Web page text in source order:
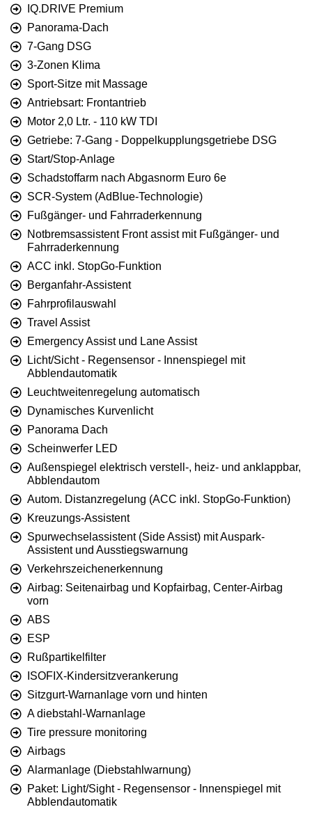
IQ.DRIVE Premium
Panorama-Dach
7-Gang DSG
3-Zonen Klima
Sport-Sitze mit Massage
Antriebsart: Frontantrieb
Motor 2,0 Ltr. - 110 kW TDI
Getriebe: 7-Gang - Doppelkupplungsgetriebe DSG
Start/Stop-Anlage
Schadstoffarm nach Abgasnorm Euro 6e
SCR-System (AdBlue-Technologie)
Fußgänger- und Fahrraderkennung
Notbremsassistent Front assist mit Fußgänger- und
Fahrraderkennung
ACC inkl. StopGo-Funktion
Berganfahr-Assistent
Fahrprofilauswahl
Travel Assist
Emergency Assist und Lane Assist
Licht/Sicht - Regensensor - Innenspiegel mit
Abblendautomatik
Leuchtweitenregelung automatisch
Dynamisches Kurvenlicht
Panorama Dach
Scheinwerfer LED
Außenspiegel elektrisch verstell-, heiz- und anklappbar,
Abblendautom
Autom. Distanzregelung (ACC inkl. StopGo-Funktion)
Kreuzungs-Assistent
Spurwechselassistent (Side Assist) mit Auspark-
Assistent und Ausstiegswarnung
Verkehrszeichenerkennung
Airbag: Seitenairbag und Kopfairbag, Center-Airbag
vorn
ABS
ESP
Rußpartikelfilter
ISOFIX-Kindersitzverankerung
Sitzgurt-Warnanlage vorn und hinten
A diebstahl-Warnanlage
Tire pressure monitoring
Airbags
Alarmanlage (Diebstahlwarnung)
Paket: Light/Sight - Regensensor - Innenspiegel mit
Abblendautomatik